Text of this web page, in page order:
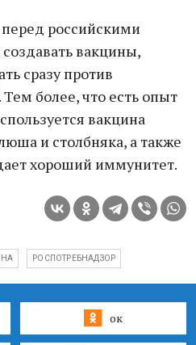
российскими
вакцины,
сразу против
более, что есть опыт
вакцина
и столбняка, а также
хороший иммунитет.
РОСПОТРЕБНАДЗОР
ок